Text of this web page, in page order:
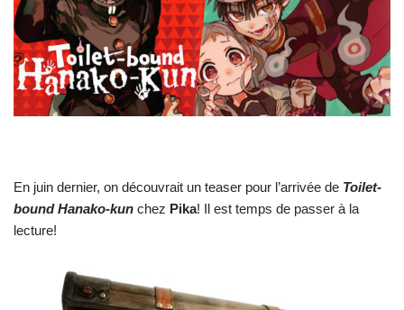
En juin dernier, on découvrait un teaser pour l’arrivée de Toilet-
bound Hanako-kun chez Pika! Il est temps de passer à la
lecture!